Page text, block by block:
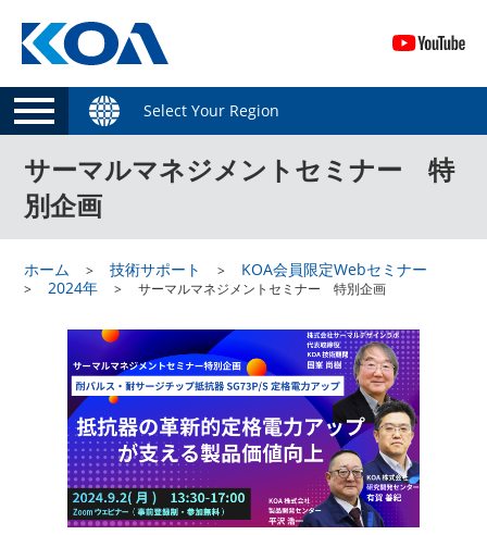
Select Your Region
サーマルマネジメントセミナー 特
別企画
ホーム 技術サポート
KOA会員限定Webセミナー
2024年
サーマルマネジメントセミナー 特別企画